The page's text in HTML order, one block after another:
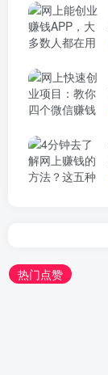
热门点赞